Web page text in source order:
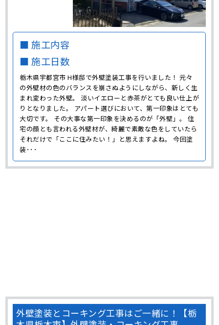
■ 施工内容
■ 施工日数
栃木県宇都宮市 H様邸で外壁塗装工事を行いました！ 元々
の外壁材の色のバランスを崩さぬようにしながら、新しく生
まれ変わった外壁。 淡いイエローと赤茶がとても良い仕上が
りとなりました。 アパート選びにおいて、第一印象はとても
大切です。 その大事な第一印象を決めるのが「外壁」。 住
宅の顔とも言われる外壁材が、綺麗で素敵な色をしていたら
それだけで「ここに住みたい！」と思えますよね。 今回塗
装･･･
外壁塗装とコーキング工事はご一緒に！【栃